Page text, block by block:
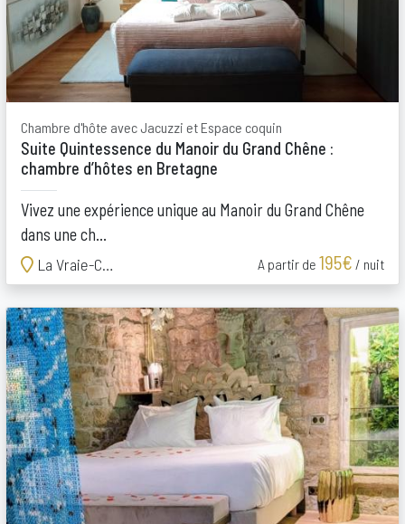
Chambre d'hôte avec Jacuzzi et Espace coquin
Suite Quintessence du Manoir du Grand Chêne :
chambre d’hôtes en Bretagne
Vivez une expérience unique au Manoir du Grand Chêne
dans une ch...
La Vraie-Croix
A partir de 195€ / nuit